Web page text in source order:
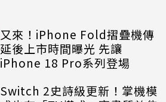
又來！iPhone Fold摺疊機傳
延後上市時間曝光 先讓
iPhone 18 Pro系列登場
Switch 2史詩級更新！掌機模